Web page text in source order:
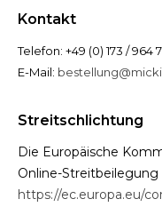
Kontakt
Telefon: +49 (0) 173 / 964
E-Mail:
Streitschlichtung
Die Europäische
Online-Streitbeilegung
https://ec.europa.eu/